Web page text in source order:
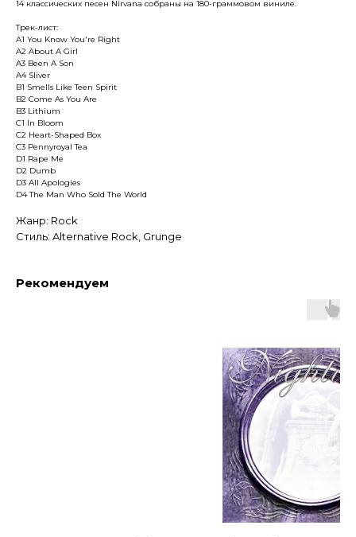
14 классических песен Nirvana собраны на 180-граммовом виниле.
Трек-лист:
A1 You Know You're Right
A2 About A Girl
A3 Been A Son
A4 Sliver
B1 Smells Like Teen Spirit
B2 Come As You Are
B3 Lithium
C1 In Bloom
C2 Heart-Shaped Box
C3 Pennyroyal Tea
D1 Rape Me
D2 Dumb
D3 All Apologies
D4 The Man Who Sold The World
Жанр: Rock
Стиль: Alternative Rock, Grunge
Рекомендуем